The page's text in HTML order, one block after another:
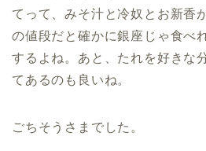
てって、みそ汁と冷奴とお新香
の値段だと確かに銀座じゃ食べ
するよね。あと、たれを好きな
てあるのも良いね。
ごちそうさまでした。